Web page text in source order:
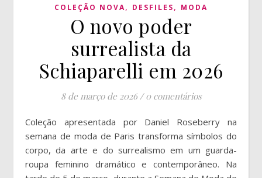
COLEÇÃO NOVA, DESFILES, MODA
O novo poder
surrealista da
Schiaparelli em 2026
8 de março de 2026 / 0 comentários
Coleção apresentada por Daniel Roseberry na
semana de moda de Paris transforma símbolos do
corpo, da arte e do surrealismo em um guarda-
roupa feminino dramático e contemporâneo. Na